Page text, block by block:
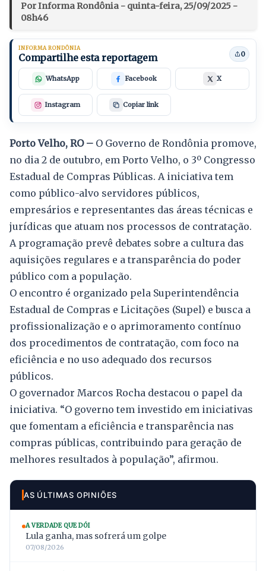
Por Informa Rondônia - quinta-feira, 25/09/2025 -
08h46
INFORMA RONDÔNIA
Compartilhe esta reportagem 0
WhatsApp Facebook X
Instagram Copiar link
Porto Velho, RO – O Governo de Rondônia promove,
no dia 2 de outubro, em Porto Velho, o 3º Congresso
Estadual de Compras Públicas. A iniciativa tem
como público-alvo servidores públicos,
empresários e representantes das áreas técnicas e
jurídicas que atuam nos processos de contratação.
A programação prevê debates sobre a cultura das
aquisições regulares e a transparência do poder
público com a população.
O encontro é organizado pela Superintendência
Estadual de Compras e Licitações (Supel) e busca a
profissionalização e o aprimoramento contínuo
dos procedimentos de contratação, com foco na
eficiência e no uso adequado dos recursos
públicos.
O governador Marcos Rocha destacou o papel da
iniciativa. “O governo tem investido em iniciativas
que fomentam a eficiência e transparência nas
compras públicas, contribuindo para geração de
melhores resultados à população”, afirmou.
AS ÚLTIMAS OPINIÕES
A VERDADE QUE DÓI
Lula ganha, mas sofrerá um golpe
07/08/2026